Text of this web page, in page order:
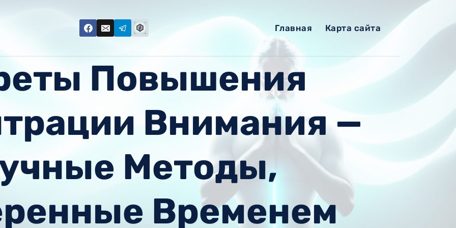
Главная Карта сайта
Повышения
Внимания —
Методы,
Временем